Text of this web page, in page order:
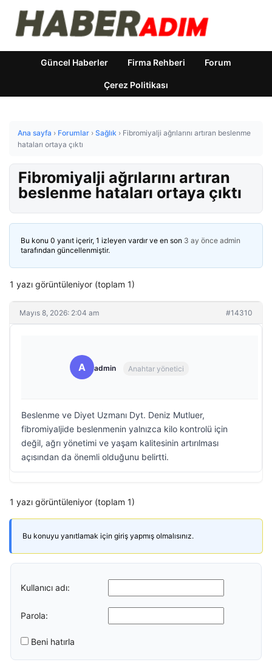
Güncel Haberler Firma Rehberi Forum
Çerez Politikası
Ana sayfa › Forumlar › Sağlık › Fibromiyalji ağrılarını artıran beslenme
hataları ortaya çıktı
Fibromiyalji ağrılarını artıran
beslenme hataları ortaya çıktı
Bu konu 0 yanıt içerir, 1 izleyen vardır ve en son 3 ay önce admin
tarafından güncellenmiştir.
1 yazı görüntüleniyor (toplam 1)
Mayıs 8, 2026: 2:04 am #14310
A admin Anahtar yönetici
Beslenme ve Diyet Uzmanı Dyt. Deniz Mutluer,
fibromiyaljide beslenmenin yalnızca kilo kontrolü için
değil, ağrı yönetimi ve yaşam kalitesinin artırılması
açısından da önemli olduğunu belirtti.
1 yazı görüntüleniyor (toplam 1)
Bu konuyu yanıtlamak için giriş yapmış olmalısınız.
Kullanıcı adı:
Parola:
Beni hatırla